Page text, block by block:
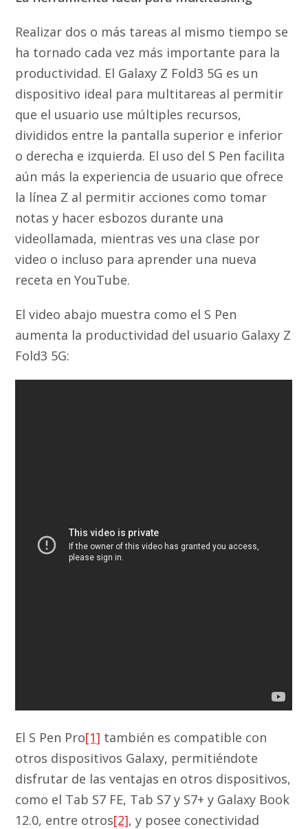
Realizar dos o más tareas al mismo tiempo se
ha tornado cada vez más importante para la
productividad. El Galaxy Z Fold3 5G es un
dispositivo ideal para multitareas al permitir
que el usuario use múltiples recursos,
divididos entre la pantalla superior e inferior
o derecha e izquierda. El uso del S Pen facilita
aún más la experiencia de usuario que ofrece
la línea Z al permitir acciones como tomar
notas y hacer esbozos durante una
videollamada, mientras ves una clase por
video o incluso para aprender una nueva
receta en YouTube.
El video abajo muestra como el S Pen
aumenta la productividad del usuario Galaxy Z
Fold3 5G:
El S Pen Pro[1] también es compatible con
otros dispositivos Galaxy, permitiéndote
disfrutar de las ventajas en otros dispositivos,
como el Tab S7 FE, Tab S7 y S7+ y Galaxy Book
12.0, entre otros[2], y posee conectividad